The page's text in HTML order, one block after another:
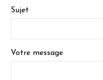
Sujet
Votre message